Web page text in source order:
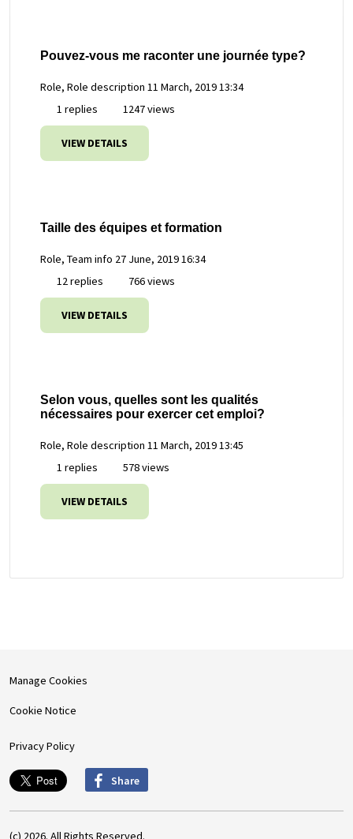
Pouvez-vous me raconter une journée type?
Role, Role description 11 March, 2019 13:34
1 replies
1247 views
VIEW DETAILS
Taille des équipes et formation
Role, Team info 27 June, 2019 16:34
12 replies
766 views
VIEW DETAILS
Selon vous, quelles sont les qualités
nécessaires pour exercer cet emploi?
Role, Role description 11 March, 2019 13:45
1 replies
578 views
VIEW DETAILS
Manage Cookies
Cookie Notice
Privacy Policy
Share
(c) 2026. All Rights Reserved.